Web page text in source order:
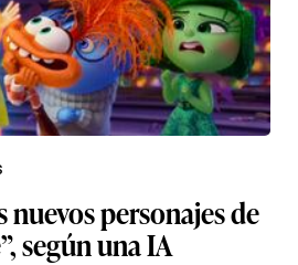
nuevos personajes de
según una IA